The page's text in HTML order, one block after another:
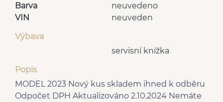
Barva
neuvedeno
VIN
neuveden
Výbava
servisní knížka
Popis
MODEL 2023 Nový kus skladem ihned k odběru
Odpočet DPH Aktualizováno 2.10.2024 Nemáte